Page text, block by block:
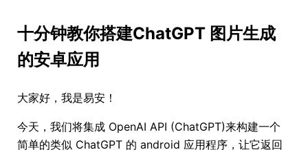
十分钟教你搭建ChatGPT 图片生成
的安卓应用
大家好，我是易安！
今天，我们将集成 OpenAI API (ChatGPT)来构建一个
简单的类似 ChatGPT 的 android 应用程序，让它返回